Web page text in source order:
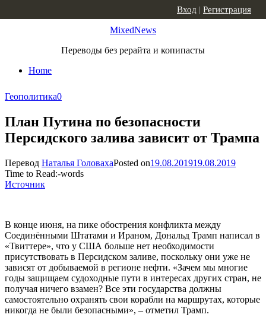
MixedNews
Переводы без рерайта и копипасты
Home
Вход | Регистрация
Геополитика0
План Путина по безопасности
Персидского залива зависит от Трампа
Перевод Наталья ГоловахаPosted on19.08.201919.08.2019
Time to Read:-words
Источник
В конце июня, на пике обострения конфликта между
Соединёнными Штатами и Ираном, Дональд Трамп написал в
«Твиттере», что у США больше нет необходимости
присутствовать в Персидском заливе, поскольку они уже не
зависят от добываемой в регионе нефти. «Зачем мы многие
годы защищаем судоходные пути в интересах других стран, не
получая ничего взамен? Все эти государства должны
самостоятельно охранять свои корабли на маршрутах, которые
никогда не были безопасными», – отметил Трамп.